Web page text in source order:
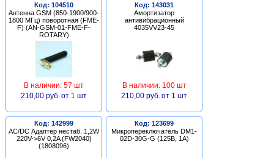
Код: 104510
Антенна GSM (850-1900/900-
1800 МГц) поворотная (FME-
F) (AN-GSM-01-FME-F-
ROTARY)
В наличии: 57 шт
210,00 руб. от 1 шт
Код: 143031
Амортизатор
антивибрационный
4035VV23-45
В наличии: 100 шт
210,00 руб. от 1 шт
Код: 142999
AC/DC Адаптер нестаб. 1,2W
220V->6V 0,2A (FW2040)
(1808096)
Код: 123699
Микропереключатель DM1-
02D-30G-G (125В, 1А)